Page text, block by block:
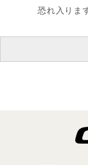
恐れ入りま